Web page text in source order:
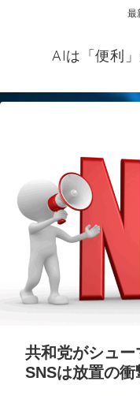
最
AIは「便利
共和党がシュー
SNSは放置の衝